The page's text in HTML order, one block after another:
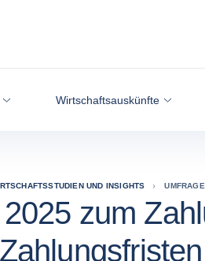
Wirtschaftsauskünfte
UND INSIGHTS
zum